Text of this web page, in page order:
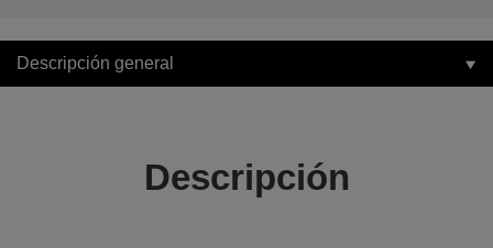
Descripción general
Descripción